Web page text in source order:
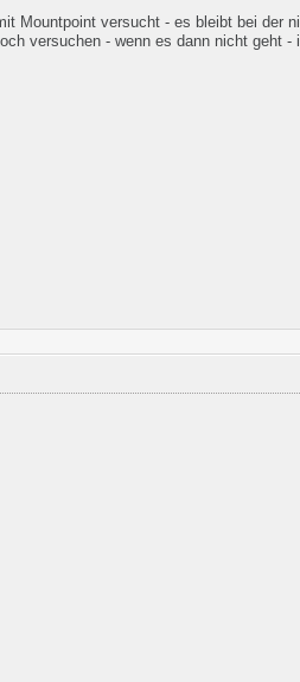
Mountpoint versucht - es bleibt bei
versuchen - wenn es dann nicht geht -